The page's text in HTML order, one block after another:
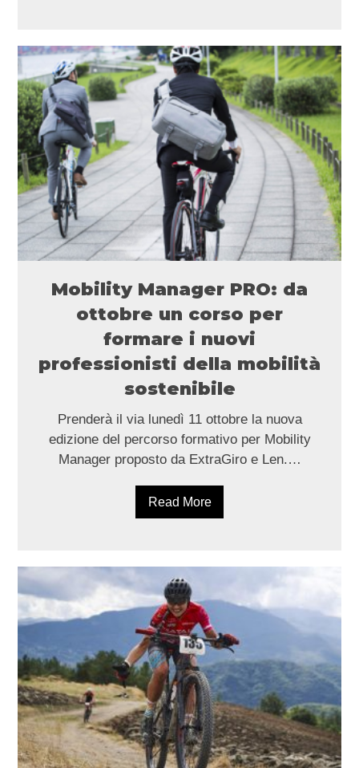
Mobility Manager PRO: da
ottobre un corso per
formare i nuovi
professionisti della mobilità
sostenibile
Prenderà il via lunedì 11 ottobre la nuova
edizione del percorso formativo per Mobility
Manager proposto da ExtraGiro e Len.…
Read More